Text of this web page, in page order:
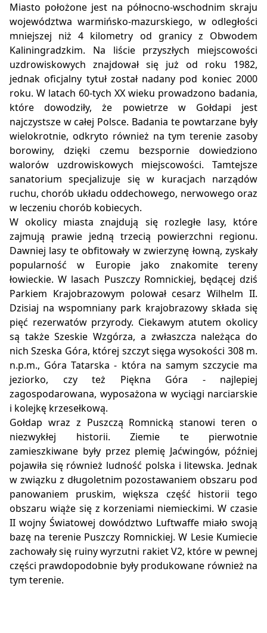
Miasto położone jest na północno-wschodnim skraju
województwa warmińsko-mazurskiego, w odległości
mniejszej niż 4 kilometry od granicy z Obwodem
Kaliningradzkim. Na liście przyszłych miejscowości
uzdrowiskowych znajdował się już od roku 1982,
jednak oficjalny tytuł został nadany pod koniec 2000
roku. W latach 60-tych XX wieku prowadzono badania,
które dowodziły, że powietrze w Gołdapi jest
najczystsze w całej Polsce. Badania te powtarzane były
wielokrotnie, odkryto również na tym terenie zasoby
borowiny, dzięki czemu bezspornie dowiedziono
walorów uzdrowiskowych miejscowości. Tamtejsze
sanatorium specjalizuje się w kuracjach narządów
ruchu, chorób układu oddechowego, nerwowego oraz
w leczeniu chorób kobiecych.
W okolicy miasta znajdują się rozległe lasy, które
zajmują prawie jedną trzecią powierzchni regionu.
Dawniej lasy te obfitowały w zwierzynę łowną, zyskały
popularność w Europie jako znakomite tereny
łowieckie. W lasach Puszczy Romnickiej, będącej dziś
Parkiem Krajobrazowym polował cesarz Wilhelm II.
Dzisiaj na wspomniany park krajobrazowy składa się
pięć rezerwatów przyrody. Ciekawym atutem okolicy
są także Szeskie Wzgórza, a zwłaszcza należąca do
nich Szeska Góra, której szczyt sięga wysokości 308 m.
n.p.m., Góra Tatarska - która na samym szczycie ma
jeziorko, czy też Piękna Góra - najlepiej
zagospodarowana, wyposażona w wyciągi narciarskie
i kolejkę krzesełkową.
Gołdap wraz z Puszczą Romnicką stanowi teren o
niezwykłej historii. Ziemie te pierwotnie
zamieszkiwane były przez plemię Jaćwingów, później
pojawiła się również ludność polska i litewska. Jednak
w związku z długoletnim pozostawaniem obszaru pod
panowaniem pruskim, większa część historii tego
obszaru wiąże się z korzeniami niemieckimi. W czasie
II wojny Światowej dowództwo Luftwaffe miało swoją
bazę na terenie Puszczy Romnickiej. W Lesie Kumiecie
zachowały się ruiny wyrzutni rakiet V2, które w pewnej
części prawdopodobnie były produkowane również na
tym terenie.